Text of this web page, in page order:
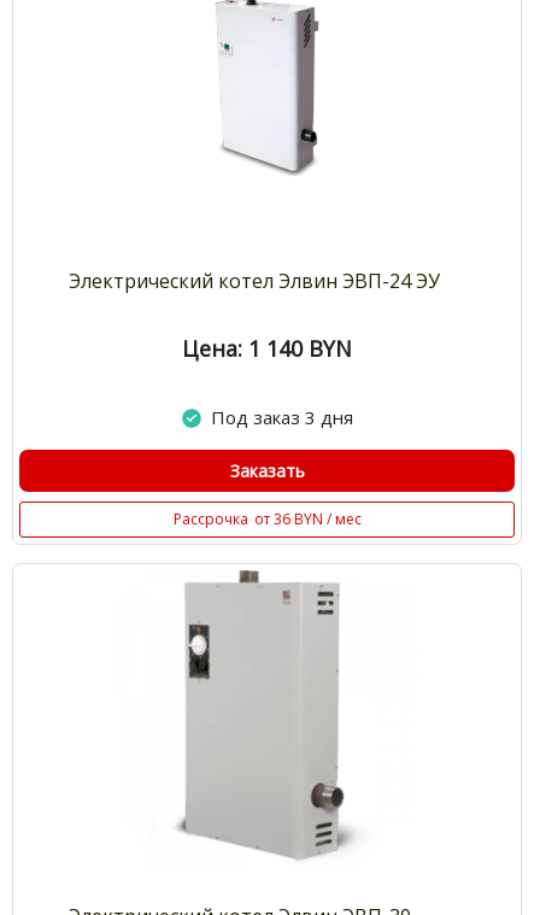
Электрический котел Элвин ЭВП-24 ЭУ
Цена: 1 140 BYN
Под заказ 3 дня
Заказать
Рассрочка от 36 BYN / мес